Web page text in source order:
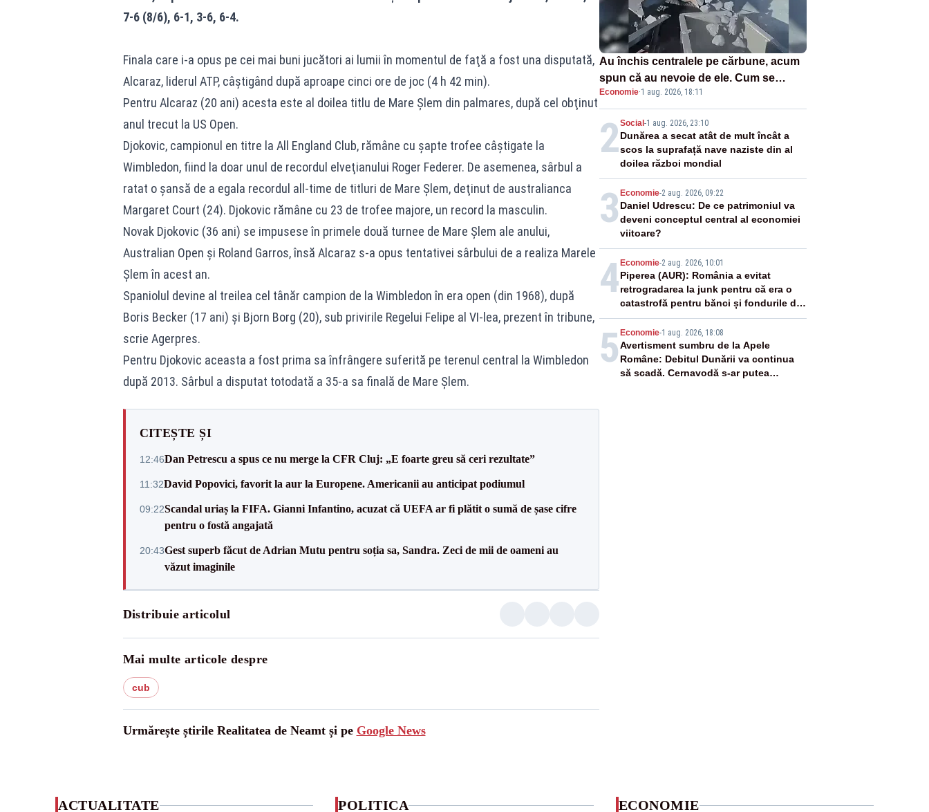
7-6 (8/6), 6-1, 3-6, 6-4.
Finala care i-a opus pe cei mai buni jucători ai lumii în momentul de faţă a fost una disputată,
Alcaraz, liderul ATP, câştigând după aproape cinci ore de joc (4 h 42 min).
Pentru Alcaraz (20 ani) acesta este al doilea titlu de Mare Şlem din palmares, după cel obţinut
anul trecut la US Open.
Djokovic, campionul en titre la All England Club, rămâne cu şapte trofee câştigate la
Wimbledon, fiind la doar unul de recordul elveţianului Roger Federer. De asemenea, sârbul a
ratat o şansă de a egala recordul all-time de titluri de Mare Şlem, deţinut de australianca
Margaret Court (24). Djokovic rămâne cu 23 de trofee majore, un record la masculin.
Novak Djokovic (36 ani) se impusese în primele două turnee de Mare Şlem ale anului,
Australian Open şi Roland Garros, însă Alcaraz s-a opus tentativei sârbului de a realiza Marele
Şlem în acest an.
Spaniolul devine al treilea cel tânăr campion de la Wimbledon în era open (din 1968), după
Boris Becker (17 ani) şi Bjorn Borg (20), sub privirile Regelui Felipe al VI-lea, prezent în tribune,
scrie Agerpres.
Pentru Djokovic aceasta a fost prima sa înfrângere suferită pe terenul central la Wimbledon
după 2013. Sârbul a disputat totodată a 35-a sa finală de Mare Şlem.
CITEȘTE ȘI
12:46Dan Petrescu a spus ce nu merge la CFR Cluj: „E foarte greu să ceri rezultate”
11:32David Popovici, favorit la aur la Europene. Americanii au anticipat podiumul
09:22Scandal uriaș la FIFA. Gianni Infantino, acuzat că UEFA ar fi plătit o sumă de șase cifre
pentru o fostă angajată
20:43Gest superb făcut de Adrian Mutu pentru soția sa, Sandra. Zeci de mii de oameni au
văzut imaginile
Distribuie articolul
Mai multe articole despre
cub
Urmărește știrile Realitatea de Neamt și pe Google News
Au închis centralele pe cărbune, acum
spun că au nevoie de ele. Cum se
pasează vina în plină criză energetică
Economie·1 aug. 2026, 18:11
2Social -1 aug. 2026, 23:10
Dunărea a secat atât de mult încât a
scos la suprafață nave naziste din al
doilea război mondial
3 Economie-2 aug. 2026, 09:22
Daniel Udrescu: De ce patrimoniul va
deveni conceptul central al economiei
viitoare?
4 Economie-2 aug. 2026, 10:01
Piperea (AUR): România a evitat
retrogradarea la junk pentru că era o
catastrofă pentru bănci și fondurile de
pensii
5 Economie-1 aug. 2026, 18:08
Avertisment sumbru de la Apele
Române: Debitul Dunării va continua
să scadă. Cernavodă s-ar putea
ACTUALITATE POLITICA ECONOMIE